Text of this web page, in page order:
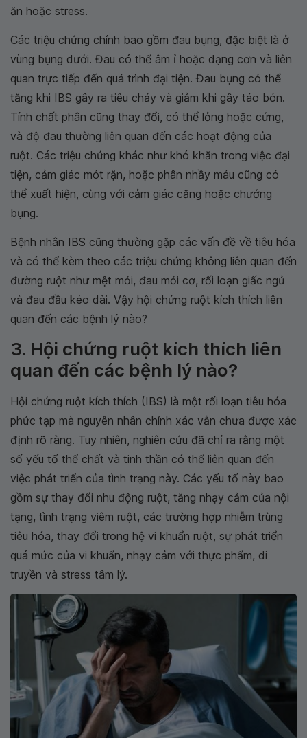
ăn hoặc stress.
Các triệu chứng chính bao gồm đau bụng, đặc biệt là ở
vùng bụng dưới. Đau có thể âm ỉ hoặc dạng cơn và liên
quan trực tiếp đến quá trình đại tiện. Đau bụng có thể
tăng khi IBS gây ra tiêu chảy và giảm khi gây táo bón.
Tính chất phân cũng thay đổi, có thể lỏng hoặc cứng,
và độ đau thường liên quan đến các hoạt động của
ruột. Các triệu chứng khác như khó khăn trong việc đại
tiện, cảm giác mót rặn, hoặc phân nhầy máu cũng có
thể xuất hiện, cùng với cảm giác căng hoặc chướng
bụng.
Bệnh nhân IBS cũng thường gặp các vấn đề về tiêu hóa
và có thể kèm theo các triệu chứng không liên quan đến
đường ruột như mệt mỏi, đau mỏi cơ, rối loạn giấc ngủ
và đau đầu kéo dài. Vậy hội chứng ruột kích thích liên
quan đến các bệnh lý nào?
3. Hội chứng ruột kích thích liên
quan đến các bệnh lý nào?
Hội chứng ruột kích thích (IBS) là một rối loạn tiêu hóa
phức tạp mà nguyên nhân chính xác vẫn chưa được xác
định rõ ràng. Tuy nhiên, nghiên cứu đã chỉ ra rằng một
số yếu tố thể chất và tinh thần có thể liên quan đến
việc phát triển của tình trạng này. Các yếu tố này bao
gồm sự thay đổi nhu động ruột, tăng nhạy cảm của nội
tạng, tình trạng viêm ruột, các trường hợp nhiễm trùng
tiêu hóa, thay đổi trong hệ vi khuẩn ruột, sự phát triển
quá mức của vi khuẩn, nhạy cảm với thực phẩm, di
truyền và stress tâm lý.